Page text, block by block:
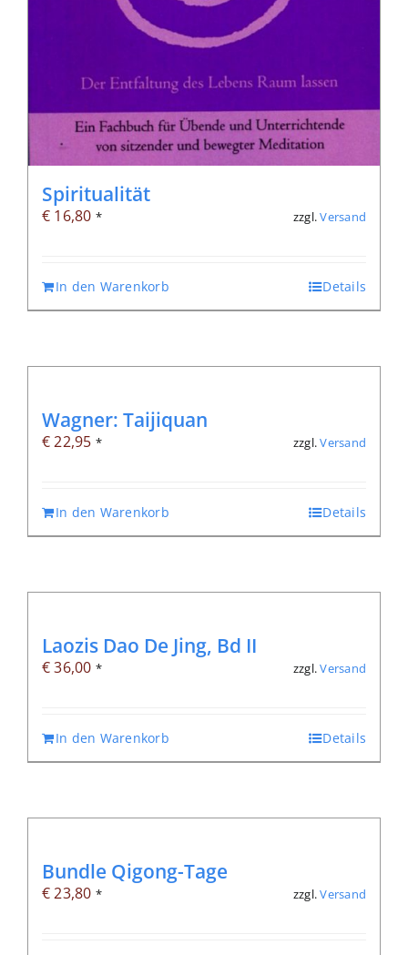
Spiritualität
€ 16,80 * zzgl.Versand
In den Warenkorb Details
Wagner: Taijiquan
€22,95 * zzgl.Versand
In den Warenkorb Details
Laozis Dao De Jing, Bd II
€36,00 * zzgl.Versand
In den Warenkorb Details
Bundle Qigong-Tage
€23,80 * zzgl.Versand